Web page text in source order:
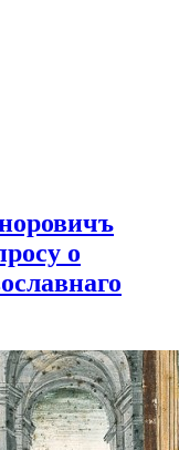
о